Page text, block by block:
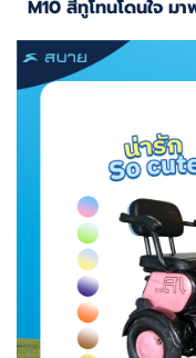
M10 สีทูโทนโดนใจ ม